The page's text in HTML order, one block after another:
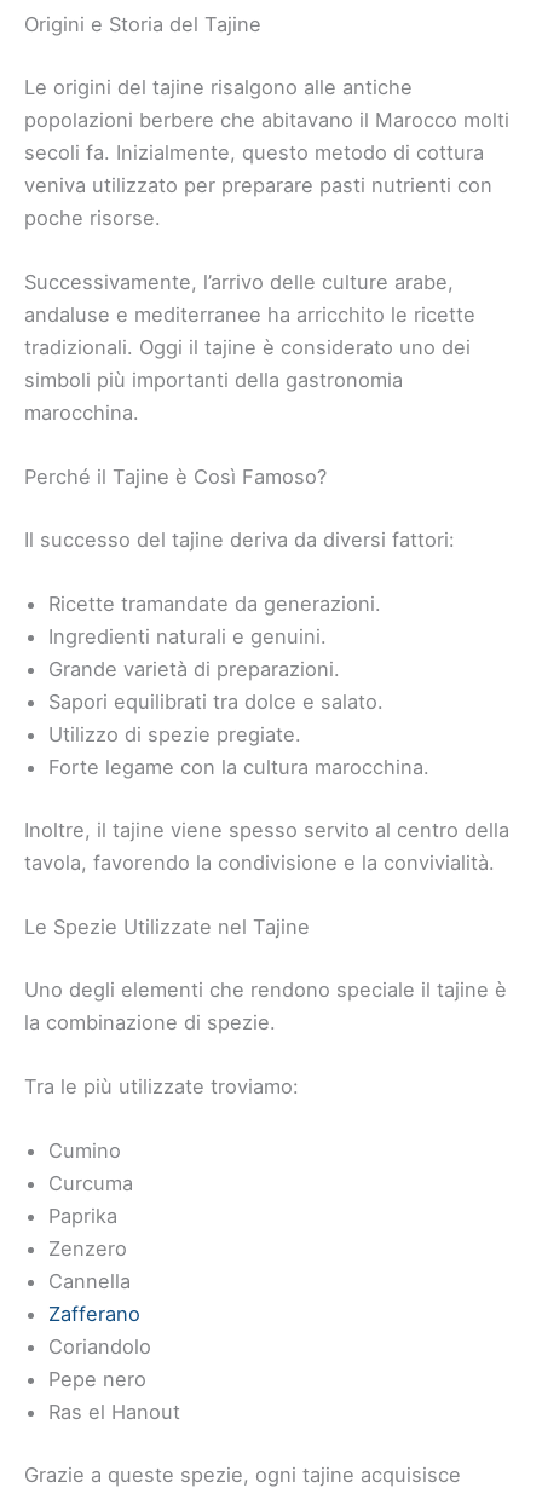
Origini e Storia del Tajine
Le origini del tajine risalgono alle antiche
popolazioni berbere che abitavano il Marocco molti
secoli fa. Inizialmente, questo metodo di cottura
veniva utilizzato per preparare pasti nutrienti con
poche risorse.
Successivamente, l’arrivo delle culture arabe,
andaluse e mediterranee ha arricchito le ricette
tradizionali. Oggi il tajine è considerato uno dei
simboli più importanti della gastronomia
marocchina.
Perché il Tajine è Così Famoso?
Il successo del tajine deriva da diversi fattori:
Ricette tramandate da generazioni.
Ingredienti naturali e genuini.
Grande varietà di preparazioni.
Sapori equilibrati tra dolce e salato.
Utilizzo di spezie pregiate.
Forte legame con la cultura marocchina.
Inoltre, il tajine viene spesso servito al centro della
tavola, favorendo la condivisione e la convivialità.
Le Spezie Utilizzate nel Tajine
Uno degli elementi che rendono speciale il tajine è
la combinazione di spezie.
Tra le più utilizzate troviamo:
Cumino
Curcuma
Paprika
Zenzero
Cannella
Zafferano
Coriandolo
Pepe nero
Ras el Hanout
Grazie a queste spezie, ogni tajine acquisisce